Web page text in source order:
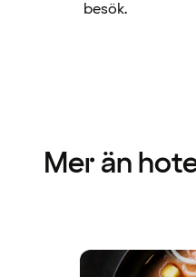
besök.
Mer än